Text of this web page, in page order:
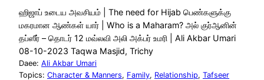
ஹிஜாப் உடைய அவசியம் | The need for Hijab பெண்களுக்கு
மகரமான ஆண்கள் யார் | Who is a Maharam? அல் குர்ஆனின்
தப்ஸீர் – தொடர் 12 மவ்லவி அலி அக்பர் உமரி | Ali Akbar Umari
08-10-2023 Taqwa Masjid, Trichy
Daee: Ali Akbar Umari
Topics: Character & Manners, Family, Relationship, Tafseer